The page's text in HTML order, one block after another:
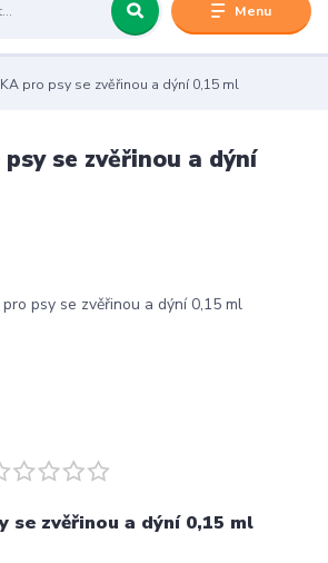
Menu
pro psy se zvěřinou a dýní 0,15 ml
se zvěřinou a dýní
se zvěřinou a dýní 0,15 ml